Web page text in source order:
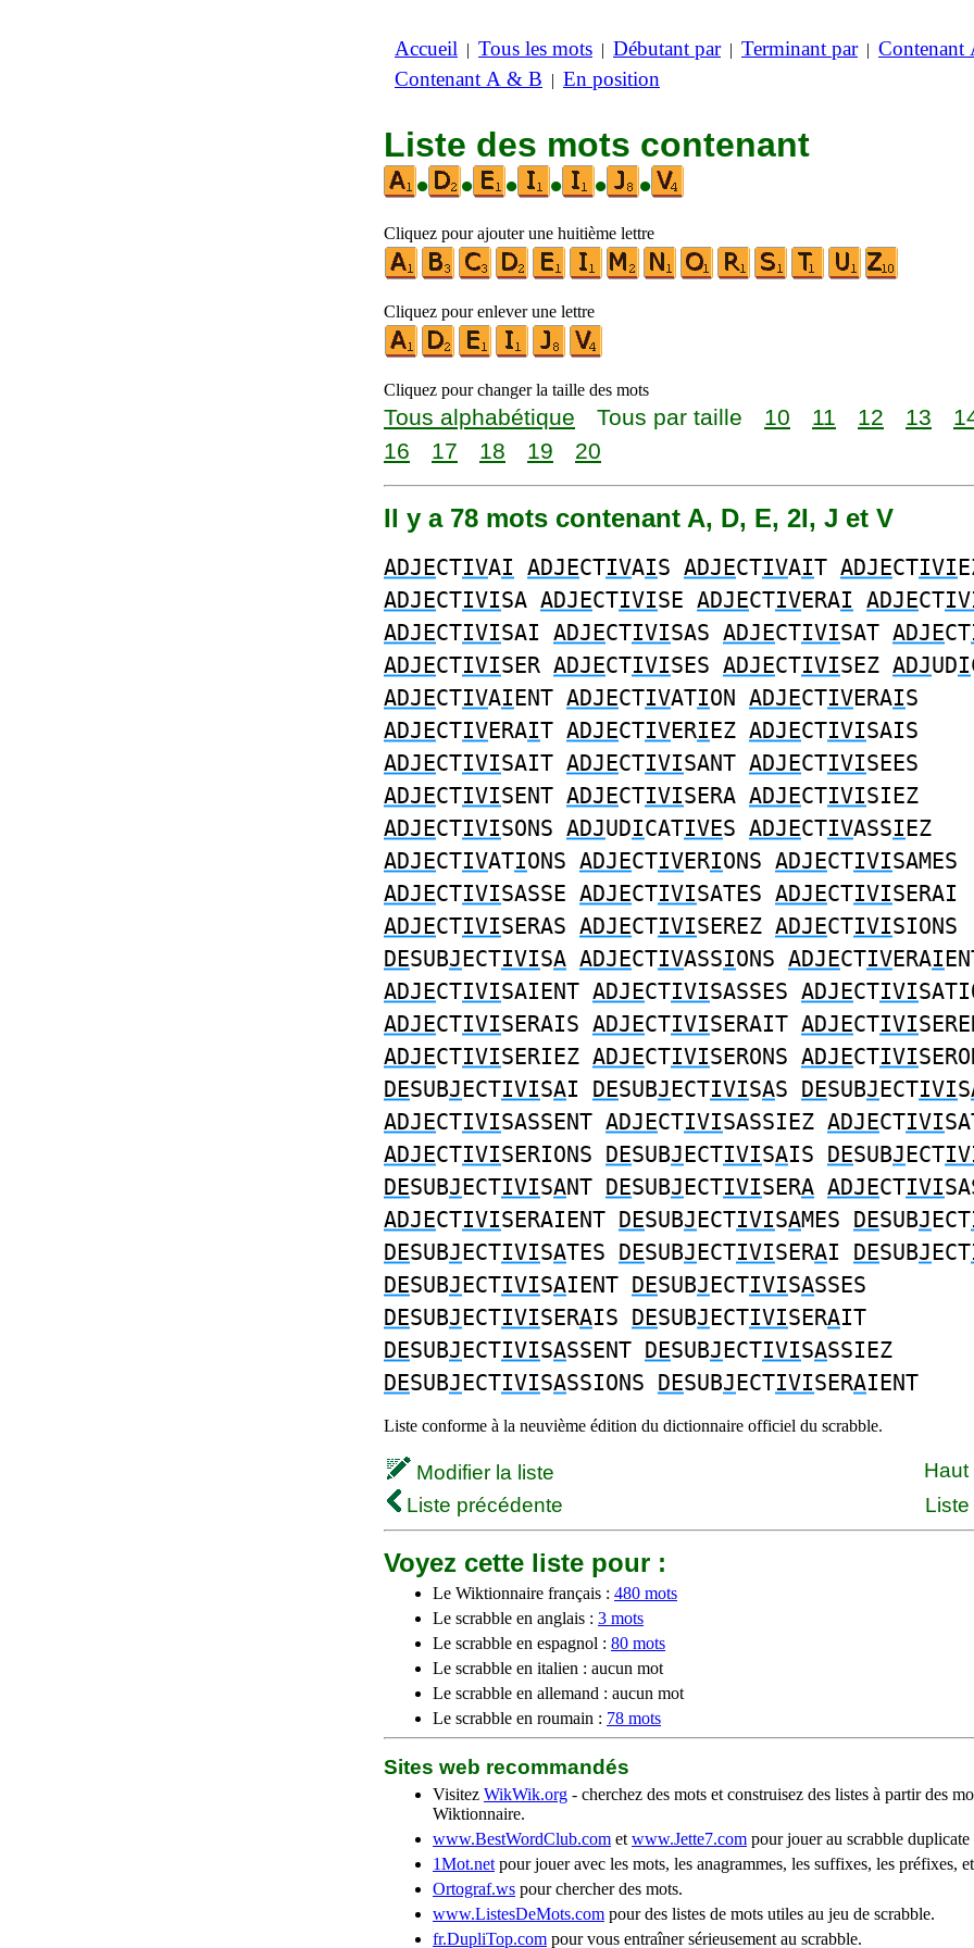
Accueil | Tous les mots | Débutant par| Terminant par| Contenant
Contenant A & B | En position
Liste des mots contenant
•
• • • • •
Cliquez pour ajouter une huitième lettre
Cliquez pour enlever une lettre
Cliquez pour changer la taille des mots
Tous alphabétique Tous par taille 10 11 12 13
16
17 18 19 20
Il y a 78 mots contenant A, D, E, 2I, J et V
ADJECTIVAI ADJECTIVAIS ADJECTIVAIT ADJECTIVI
ADJECTIVISA ADJECTIVISE ADJECTIVERAI ADJECT
ADJECTIVISAI ADJECTIVISAS ADJECTIVISAT ADJECT
ADJECTIVISER ADJECTIVISES ADJECTIVISEZ ADJUDI
ADJECTIVAIENT ADJECTIVATION ADJECTIVERAIS
ADJECTIVERAIT ADJECTIVERIEZ ADJECTIVISAIS
ADJECTIVISAIT ADJECTIVISANT ADJECTIVISEES
ADJECTIVISENT ADJECTIVISERA ADJECTIVISIEZ
ADJECTIVISONS ADJUDICATIVES ADJECTIVASSIEZ
ADJECTIVATIONS ADJECTIVERIONS ADJECTIVISAMES
ADJECTIVISASSE ADJECTIVISATES ADJECTIVISERAI
ADJECTIVISERAS ADJECTIVISEREZ ADJECTIVISIONS
DESUBJECTIVISA ADJECTIVASSIONS ADJECTIVERAI
ADJECTIVISAIENT ADJECTIVISASSES ADJECTIVI
ADJECTIVISERAIS ADJECTIVISERAIT ADJECTIVI
ADJECTIVISERIEZ ADJECTIVISERONS ADJECTIVI
DESUBJECTIVISAI DESUBJECTIVISAS DESUBJECTIVIS
ADJECTIVISASSENT ADJECTIVISASSIEZ ADJECTIVI
ADJECTIVISERIONS DESUBJECTIVISAIS DESUBJECT
DESUBJECTIVISANT DESUBJECTIVISERA ADJECTIVI
ADJECTIVISERAIENT DESUBJECTIVISAMES DESUBJECT
DESUBJECTIVISATES DESUBJECTIVISERAI DESUBJECT
DESUBJECTIVISAIENT DESUBJECTIVISASSES
DESUBJECTIVISERAIS DESUBJECTIVISERAIT
DESUBJECTIVISASSENT DESUBJECTIVISASSIEZ
DESUBJECTIVISASSIONS DESUBJECTIVISERAIENT
Liste conforme à la neuvième édition du dictionnaire officiel du scrabble.
Modifier la liste
Haut
Liste précédente
Voyez cette liste pour :
Le Wiktionnaire français : 480 mots
Le scrabble en anglais : 3 mots
Le scrabble en espagnol : 80 mots
Le scrabble en italien : aucun mot
Le scrabble en allemand : aucun mot
Le scrabble en roumain : 78 mots
Sites web recommandés
Visitez WikWik.org - cherchez des mots et construisez des listes à partir des
Wiktionnaire.
www.BestWordClub.com et www.Jette7.com pour jouer au scrabble duplicate
1Mot.net pour jouer avec les mots, les anagrammes, les suffixes, les préfixes,
Ortograf.ws pour chercher des mots.
www.ListesDeMots.com pour des listes de mots utiles au jeu de scrabble.
fr.DupliTop.com pour vous entraîner sérieusement au scrabble.